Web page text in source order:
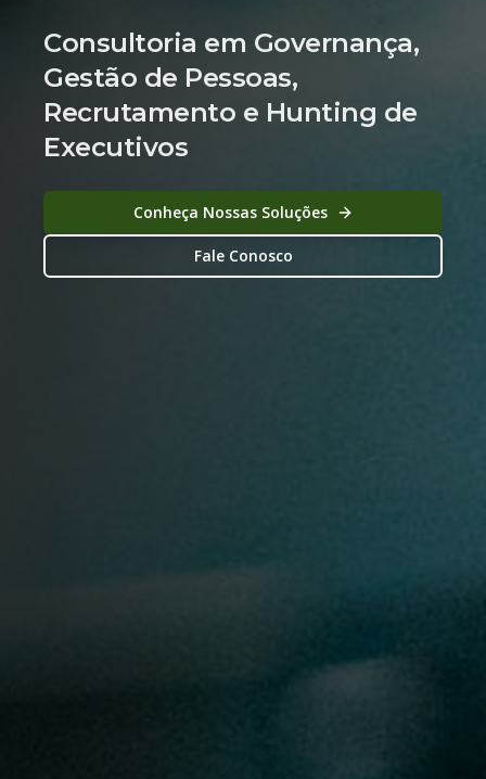
Consultoria em Governança,
Gestão de Pessoas,
Recrutamento e Hunting de
Executivos
Conheça Nossas Soluções
Fale Conosco